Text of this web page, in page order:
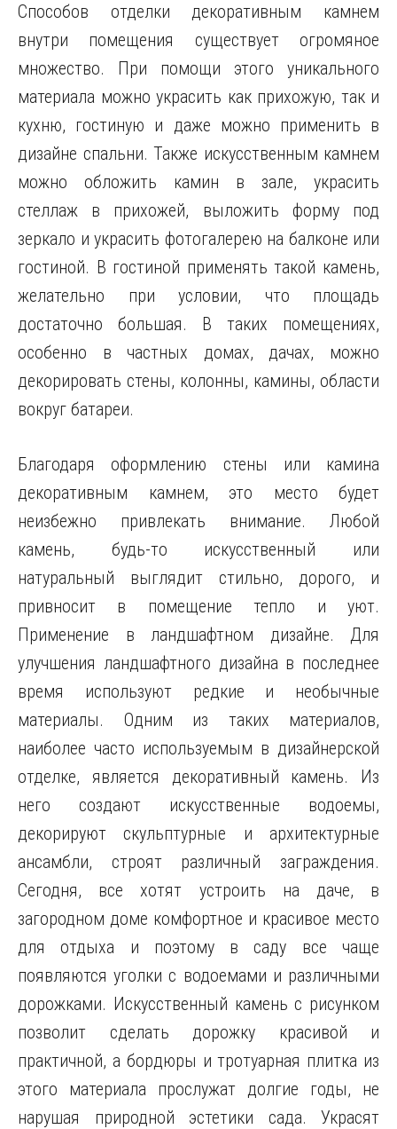
Способов отделки декоративным камнем
внутри помещения существует огромяное
множество. При помощи этого уникального
материала можно украсить как прихожую, так и
кухню, гостиную и даже можно применить в
дизайне спальни. Также искусственным камнем
можно обложить камин в зале, украсить
стеллаж в прихожей, выложить форму под
зеркало и украсить фотогалерею на балконе или
гостиной. В гостиной применять такой камень,
желательно при условии, что площадь
достаточно большая. В таких помещениях,
особенно в частных домах, дачах, можно
декорировать стены, колонны, камины, области
вокруг батареи.
Благодаря оформлению стены или камина
декоративным камнем, это место будет
неизбежно привлекать внимание. Любой
камень, будь-то искусственный или
натуральный выглядит стильно, дорого, и
привносит в помещение тепло и уют.
Применение в ландшафтном дизайне. Для
улучшения ландшафтного дизайна в последнее
время используют редкие и необычные
материалы. Одним из таких материалов,
наиболее часто используемым в дизайнерской
отделке, является декоративный камень. Из
него создают искусственные водоемы,
декорируют скульптурные и архитектурные
ансамбли, строят различный заграждения.
Сегодня, все хотят устроить на даче, в
загородном доме комфортное и красивое место
для отдыха и поэтому в саду все чаще
появляются уголки с водоемами и различными
дорожками. Искусственный камень с рисунком
позволит сделать дорожку красивой и
практичной, а бордюры и тротуарная плитка из
этого материала прослужат долгие годы, не
нарушая природной эстетики сада. Украсят